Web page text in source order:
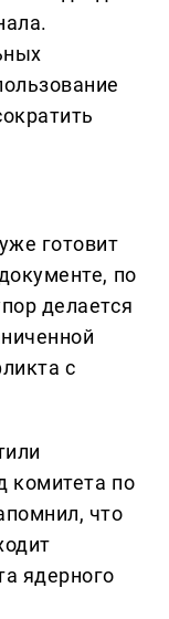
готовит
по
делается
с
комитета по
что
ядерного